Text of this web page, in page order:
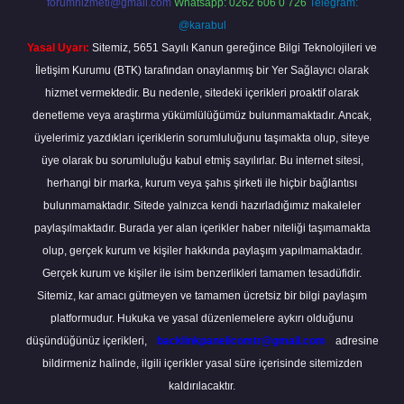
forumhizmeti@gmail.com Whatsapp: 0262 606 0 726 Telegram:
@karabul
Yasal Uyarı: Sitemiz, 5651 Sayılı Kanun gereğince Bilgi Teknolojileri ve
İletişim Kurumu (BTK) tarafından onaylanmış bir Yer Sağlayıcı olarak
hizmet vermektedir. Bu nedenle, sitedeki içerikleri proaktif olarak
denetleme veya araştırma yükümlülüğümüz bulunmamaktadır. Ancak,
üyelerimiz yazdıkları içeriklerin sorumluluğunu taşımakta olup, siteye
üye olarak bu sorumluluğu kabul etmiş sayılırlar. Bu internet sitesi,
herhangi bir marka, kurum veya şahıs şirketi ile hiçbir bağlantısı
bulunmamaktadır. Sitede yalnızca kendi hazırladığımız makaleler
paylaşılmaktadır. Burada yer alan içerikler haber niteliği taşımamakta
olup, gerçek kurum ve kişiler hakkında paylaşım yapılmamaktadır.
Gerçek kurum ve kişiler ile isim benzerlikleri tamamen tesadüfidir.
Sitemiz, kar amacı gütmeyen ve tamamen ücretsiz bir bilgi paylaşım
platformudur. Hukuka ve yasal düzenlemelere aykırı olduğunu
düşündüğünüz içerikleri,
backlinkpanelicomtr@gmail.com
adresine
bildirmeniz halinde, ilgili içerikler yasal süre içerisinde sitemizden
kaldırılacaktır.